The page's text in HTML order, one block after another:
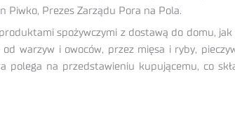
Piwko, Prezes Zarządu Pora na Pola.
spożywczymi z dostawą do domu,
warzyw i owoców, przez mięsa i ryby,
polega na przedstawieniu kupującemu, co